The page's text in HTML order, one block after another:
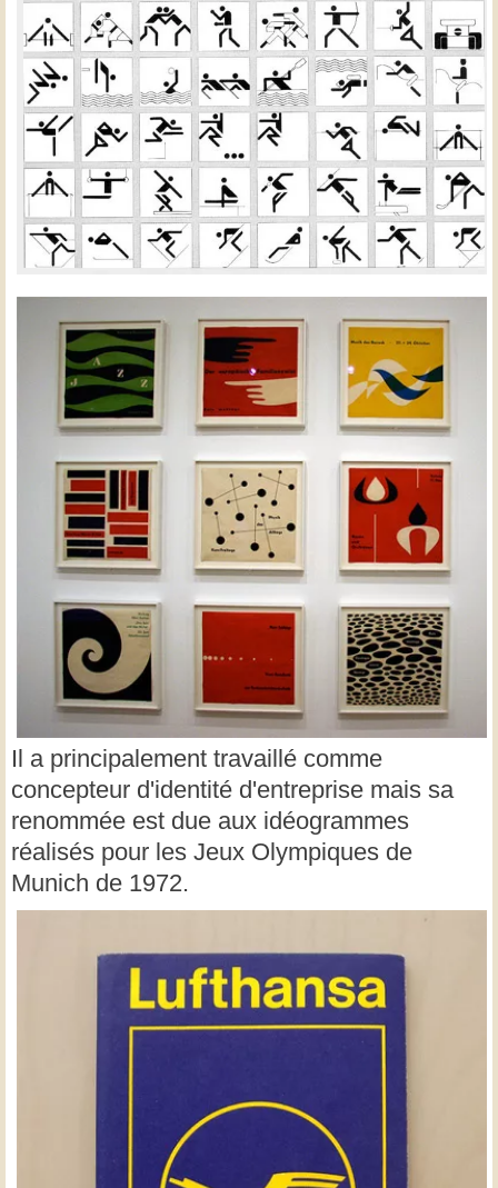
Il a principalement travaillé comme
concepteur d'identité d'entreprise mais sa
renommée est due aux idéogrammes
réalisés pour les Jeux Olympiques de
Munich de 1972.